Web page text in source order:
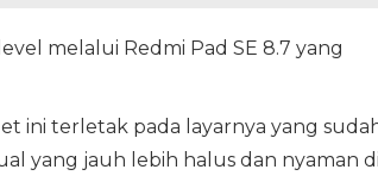
melalui Redmi Pad SE 8.7 yang
ini terletak pada layarnya yang
yang jauh lebih halus dan nyaman di